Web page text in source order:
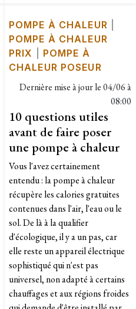
POMPE À CHALEUR
POMPE À CHALEUR
PRIX
POMPE À
CHALEUR POSEUR
Dernière mise à jour le04/06 à
08:00
10 questions utiles
avant de faire poser
une pompe à chaleur
Vous l'avez certainement
entendu : la pompe à chaleur
récupère les calories gratuites
contenues dans l'air, l'eau ou le
sol. De là à la qualifier
d'écologique, il y a un pas, car
elle reste un appareil électrique
sophistiqué qui n'est pas
universel, non adapté à certains
chauffages et aux régions froides